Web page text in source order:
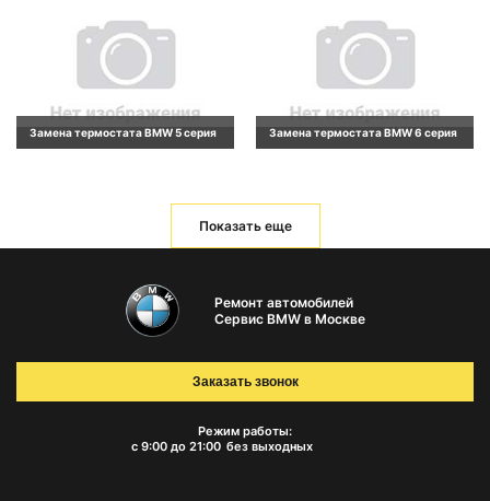
Замена термостата BMW 5 серия Замена термостата BMW 6 серия
Показать еще
Ремонт автомобилей
Сервис BMW в Москве
Режим работы:
с 9:00 до 21:00 без выходных
Заказать звонок